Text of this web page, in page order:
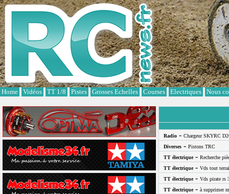
Home Vidéos TT 1/8 Pistes Grosses Echelles Courses Electriques Nous
Radio - Chargeur SKYRC
Diverses - Pistons TRC
TT électrique- Recherche
TT électrique- Vds tout
TT électrique- Vds pirate rs
TT électrique- à supprimer
Cookies management panel